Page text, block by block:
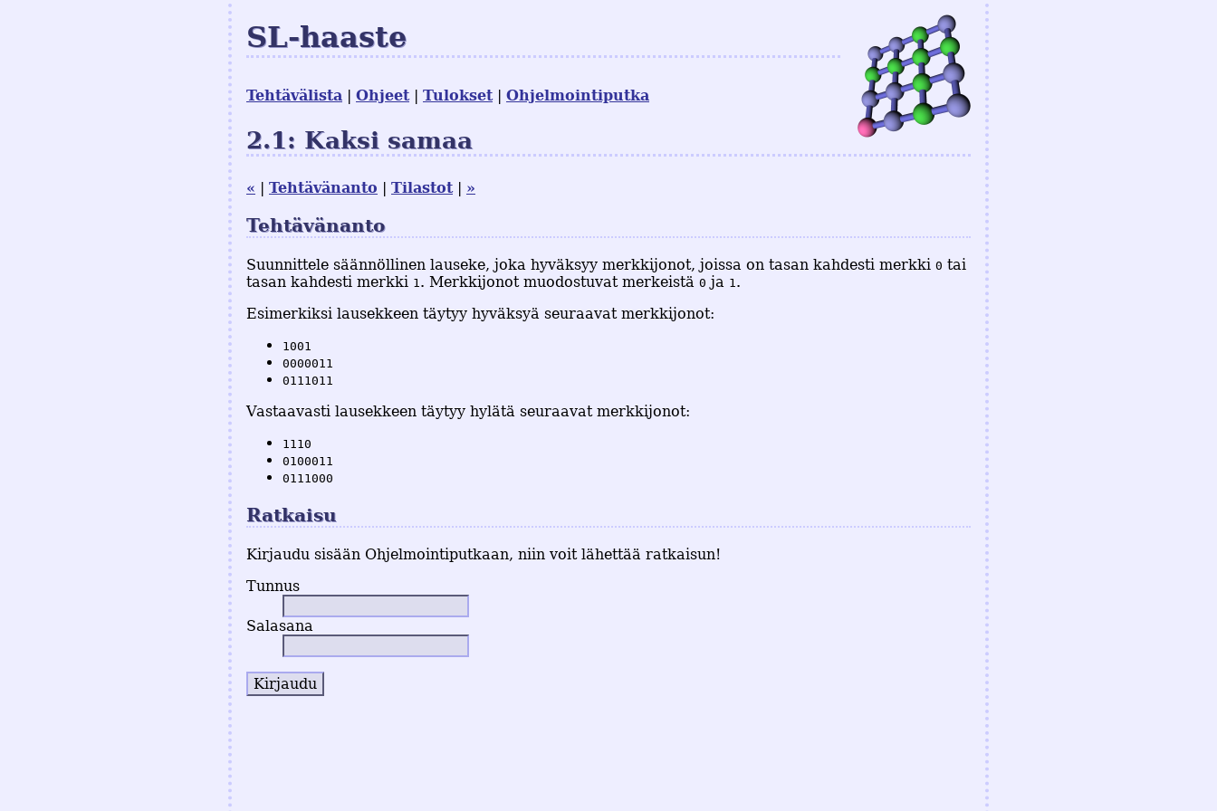
SL-haaste
Tehtävälista Ohjeet Tulokset Ohjelmointiputka
2.1: Kaksi samaa
« Tehtävänanto Tilastot »
Tehtävänanto
Suunnittele säännöllinen lauseke, joka hyväksyy merkkijonot, joissa on tasan kahdesti merkki 0 tai
tasan kahdesti merkki 1. Merkkijonot muodostuvat merkeistä 0 ja 1.
Esimerkiksi lausekkeen täytyy hyväksyä seuraavat merkkijonot:
1001
0000011
0111011
Vastaavasti lausekkeen täytyy hylätä seuraavat merkkijonot:
1110
0100011
0111000
Ratkaisu
Kirjaudu sisään Ohjelmointiputkaan, niin voit lähettää ratkaisun!
Tunnus
Salasana
Kirjaudu